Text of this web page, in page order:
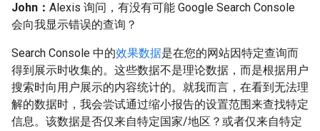
John： Alexis 询问，有没有可能 Google Search Console
会向我显示错误的查询？
Search Console 中的效果数据是在您的网站因特定查询而
得到展示时收集的。这些数据不是理论数据，而是根据用户
搜索时向用户展示的内容统计的。就我而言，在看到无法理
解的数据时，我会尝试通过缩小报告的设置范围来查找特定
信息。该数据是否仅来自特定国家/地区？或者仅来自特定